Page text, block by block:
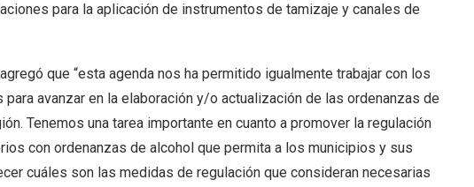
para la aplicación de instrumentos de tamizaje y canales de
que “esta agenda nos ha permitido igualmente trabajar con los
avanzar en la elaboración y/o actualización de las ordenanzas de
Tenemos una tarea importante en cuanto a promover la regulación
con ordenanzas de alcohol que permita a los municipios y sus
cuáles son las medidas de regulación que consideran necesarias